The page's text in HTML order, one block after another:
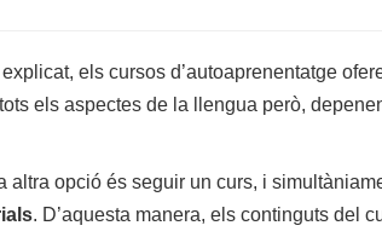
els cursos d’autoaprenentatge
els aspectes de la llengua però,
altra opció és seguir un curs, i
. D’aquesta manera, els continguts del